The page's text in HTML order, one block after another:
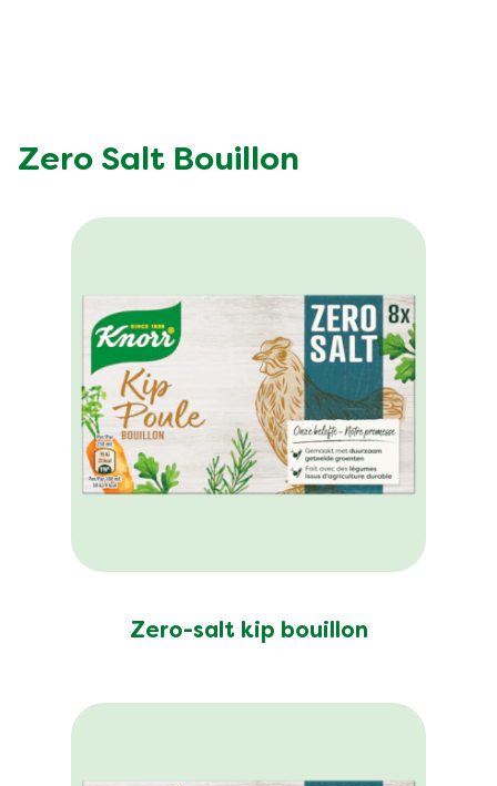
Zero Salt Bouillon
Zero-salt kip bouillon